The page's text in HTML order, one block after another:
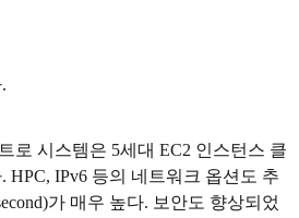
로 시스템은 5세대 EC2 인스턴스 클
HPC, IPv6 등의 네트워크 옵션도 추
가 매우 높다. 보안도 향상되었